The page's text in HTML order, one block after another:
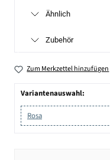
Ähnlich
Zubehör
Zum Merkzettel hinzufügen
Variantenauswahl:
Rosa